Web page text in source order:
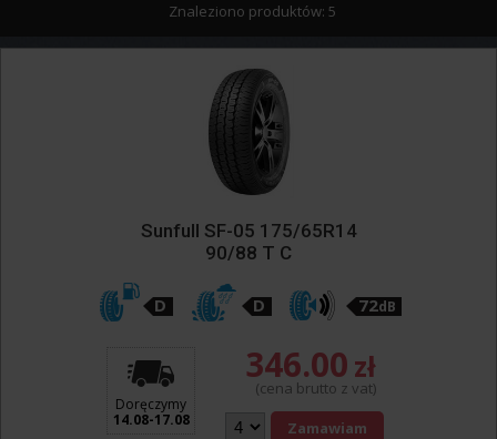
Znaleziono produktów: 5
Sunfull SF-05 175/65R14
90/88 T C
D D 72dB
Doręczymy
14.08-17.08
346.00 zł
(cena brutto z vat)
Zamawiam